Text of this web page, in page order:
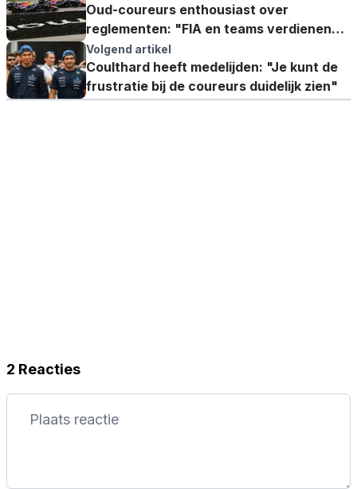
Oud-coureurs enthousiast over
reglementen: "FIA en teams verdienen
echt veel lof"
Volgend artikel
Coulthard heeft medelijden: "Je kunt de
frustratie bij de coureurs duidelijk zien"
2 Reacties